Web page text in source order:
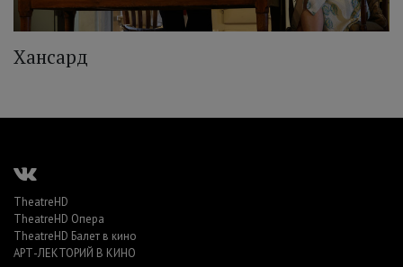
Хансард
TheatreHD
TheatreHD Опера
TheatreHD Балет в кино
АРТ-ЛЕКТОРИЙ В КИНО